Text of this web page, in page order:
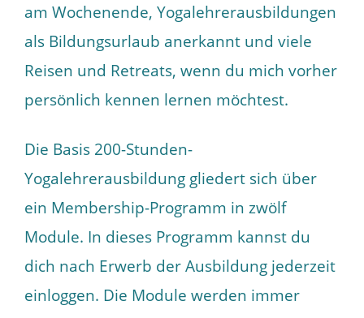
am Wochenende, Yogalehrerausbildungen
als Bildungsurlaub anerkannt und viele
Reisen und Retreats, wenn du mich vorher
persönlich kennen lernen möchtest.
Die Basis 200-Stunden-
Yogalehrerausbildung gliedert sich über
ein Membership-Programm in zwölf
Module. In dieses Programm kannst du
dich nach Erwerb der Ausbildung jederzeit
einloggen. Die Module werden immer